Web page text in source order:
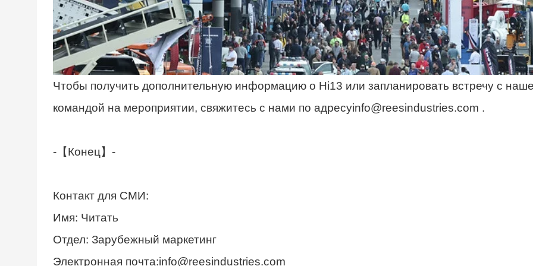
Чтобы получить дополнительную информацию о Hi13 или запланировать встречу с
командой на мероприятии, свяжитесь с нами по адресуinfo@reesindustries.com .
-【Конец】-
Контакт для СМИ:
Имя: Читать
Отдел: Зарубежный маркетинг
Электронная почта:info@reesindustries.com